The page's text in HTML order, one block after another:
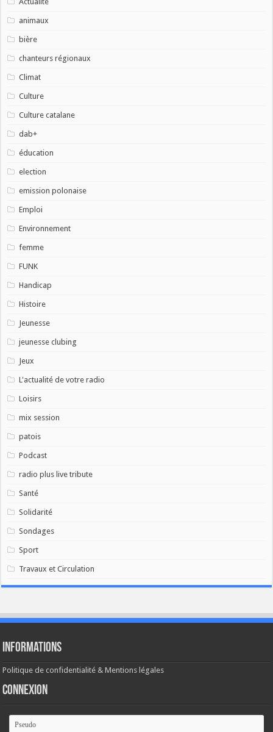
animaux
bière
chanteurs régionaux
Climat
Culture
Culture catalane
dab+
éducation
election
emission polonaise
Emploi
Environnement
femme
FUNK
Handicap
Histoire
Jeunesse
jeunesse clubing
Jeux
L'actualité de votre radio
Loisirs
mix session
patois
Podcast
radio plus live tribute
Santé
Solidarité
Sondages
Sport
Travaux et Circulation
Informations
Politique de confidentialité & Mentions légales
Connexion